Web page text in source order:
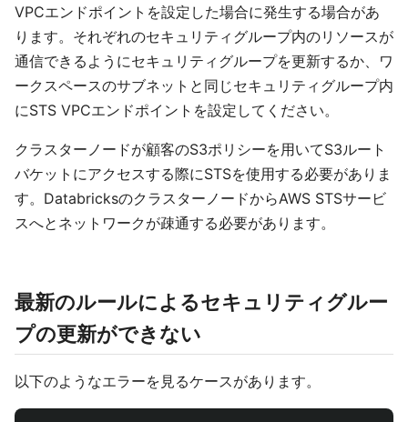
VPCエンドポイントを設定した場合に発生する場合があ
ります。それぞれのセキュリティグループ内のリソースが
通信できるようにセキュリティグループを更新するか、ワ
ークスペースのサブネットと同じセキュリティグループ内
にSTS VPCエンドポイントを設定してください。
クラスターノードが顧客のS3ポリシーを用いてS3ルート
バケットにアクセスする際にSTSを使用する必要がありま
す。DatabricksのクラスターノードからAWS STSサービ
スへとネットワークが疎通する必要があります。
最新のルールによるセキュリティグルー
プの更新ができない
以下のようなエラーを見るケースがあります。